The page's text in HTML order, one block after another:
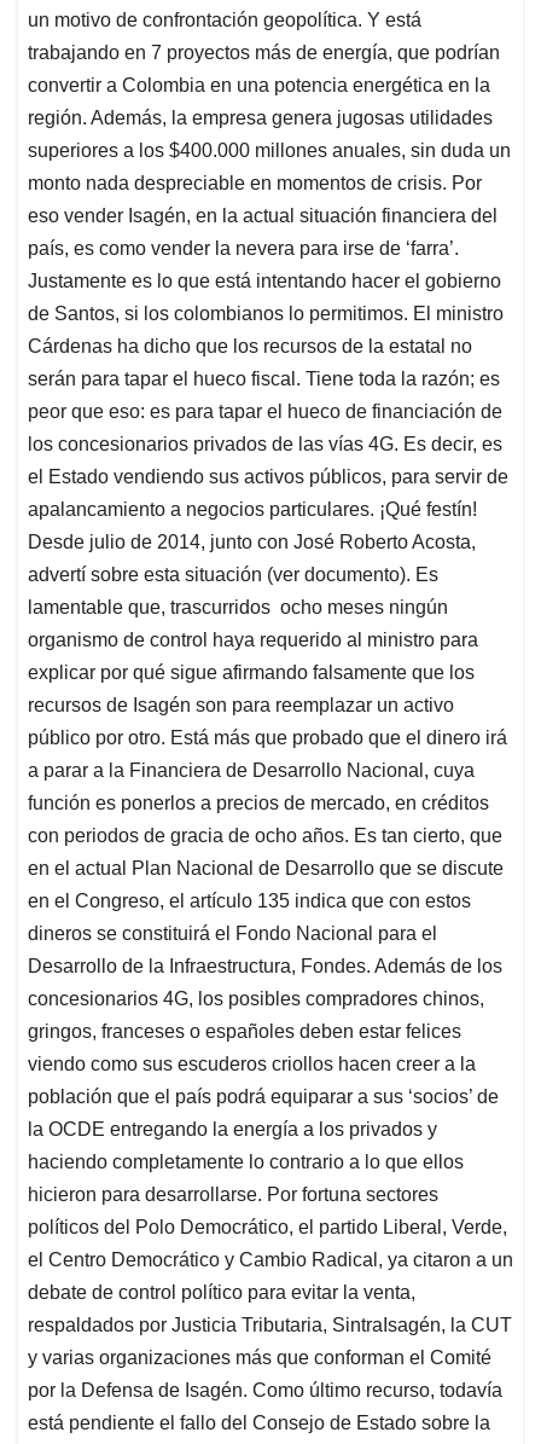
un motivo de confrontación geopolítica. Y está
trabajando en 7 proyectos más de energía, que podrían
convertir a Colombia en una potencia energética en la
región. Además, la empresa genera jugosas utilidades
superiores a los $400.000 millones anuales, sin duda un
monto nada despreciable en momentos de crisis. Por
eso vender Isagén, en la actual situación financiera del
país, es como vender la nevera para irse de ‘farra’.
Justamente es lo que está intentando hacer el gobierno
de Santos, si los colombianos lo permitimos. El ministro
Cárdenas ha dicho que los recursos de la estatal no
serán para tapar el hueco fiscal. Tiene toda la razón; es
peor que eso: es para tapar el hueco de financiación de
los concesionarios privados de las vías 4G. Es decir, es
el Estado vendiendo sus activos públicos, para servir de
apalancamiento a negocios particulares. ¡Qué festín!
Desde julio de 2014, junto con José Roberto Acosta,
advertí sobre esta situación (ver documento). Es
lamentable que, trascurridos ocho meses ningún
organismo de control haya requerido al ministro para
explicar por qué sigue afirmando falsamente que los
recursos de Isagén son para reemplazar un activo
público por otro. Está más que probado que el dinero irá
a parar a la Financiera de Desarrollo Nacional, cuya
función es ponerlos a precios de mercado, en créditos
con periodos de gracia de ocho años. Es tan cierto, que
en el actual Plan Nacional de Desarrollo que se discute
en el Congreso, el artículo 135 indica que con estos
dineros se constituirá el Fondo Nacional para el
Desarrollo de la Infraestructura, Fondes. Además de los
concesionarios 4G, los posibles compradores chinos,
gringos, franceses o españoles deben estar felices
viendo como sus escuderos criollos hacen creer a la
población que el país podrá equiparar a sus ‘socios’ de
la OCDE entregando la energía a los privados y
haciendo completamente lo contrario a lo que ellos
hicieron para desarrollarse. Por fortuna sectores
políticos del Polo Democrático, el partido Liberal, Verde,
el Centro Democrático y Cambio Radical, ya citaron a un
debate de control político para evitar la venta,
respaldados por Justicia Tributaria, SintraIsagén, la CUT
y varias organizaciones más que conforman el Comité
por la Defensa de Isagén. Como último recurso, todavía
está pendiente el fallo del Consejo de Estado sobre la